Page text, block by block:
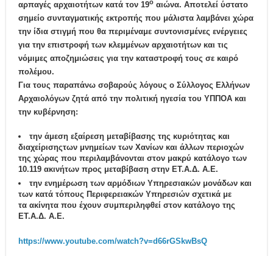
αρπαγές αρχαιοτήτων κατά τον 19ο αιώνα. Αποτελεί ύστατο
σημείο συνταγματικής εκτροπής που μάλιστα λαμβάνει χώρα
την ίδια στιγμή που θα περιμέναμε συντονισμένες ενέργειες
για την επιστροφή των κλεμμένων αρχαιοτήτων και τις
νόμιμες αποζημιώσεις για την καταστροφή τους σε καιρό
πολέμου.
Για τους παραπάνω σοβαρούς λόγους ο Σύλλογος Ελλήνων
Αρχαιολόγων ζητά από την πολιτική ηγεσία του ΥΠΠΟΑ και
την κυβέρνηση:
την άμεση εξαίρεση μεταβίβασης της κυριότητας και
διαχείρισηςτων μνημείων των Χανίων και άλλων περιοχών
της χώρας που περιλαμβάνονται στον μακρύ κατάλογο των
10.119 ακινήτων προς μεταβίβαση στην ΕΤ.Α.Δ. Α.Ε.
την ενημέρωση των αρμόδιων Υπηρεσιακών μονάδων και
των κατά τόπους Περιφερειακών Υπηρεσιών σχετικά με
τα ακίνητα που έχουν συμπεριληφθεί στον κατάλογο της
ΕΤ.Α.Δ. Α.Ε.
https://www.youtube.com/watch?v=d66rGSkwBsQ